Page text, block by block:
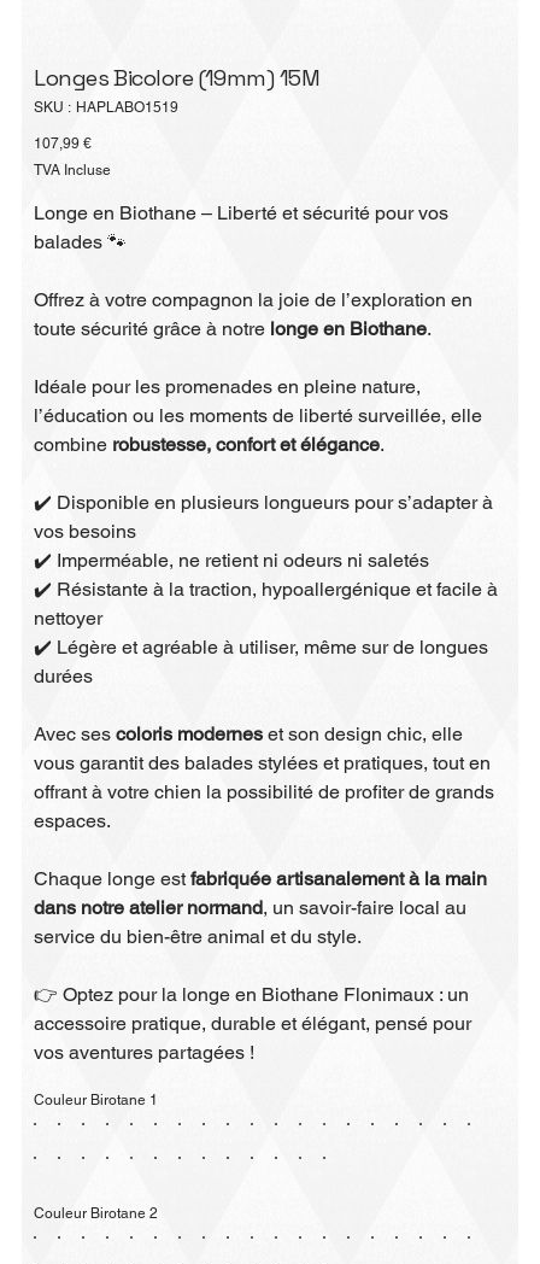
Longes Bicolore (19mm) 15M
SKU : SKU
HAPLABO1519
Prix
107,99 €
TVA Incluse
Longe en Biothane – Liberté et sécurité pour vos
balades 🐾
Offrez à votre compagnon la joie de l’exploration en
toute sécurité grâce à notre longe en Biothane.
Idéale pour les promenades en pleine nature,
l’éducation ou les moments de liberté surveillée, elle
combine robustesse, confort et élégance.
✔️ Disponible en plusieurs longueurs pour s’adapter à
vos besoins
✔️ Imperméable, ne retient ni odeurs ni saletés
✔️ Résistante à la traction, hypoallergénique et facile à
nettoyer
✔️ Légère et agréable à utiliser, même sur de longues
durées
Avec sescoloris modernes et son design chic, elle
vous garantit des balades stylées et pratiques, tout en
offrant à votre chien la possibilité de profiter de grands
espaces.
Chaque longe estfabriquée artisanalement à la main
dans notre atelier normand, un savoir-faire local au
service du bien-être animal et du style.
👉 Optez pour la longe en Biothane Flonimaux : un
accessoire pratique, durable et élégant, pensé pour
vos aventures partagées !
Couleur Birotane 1
Couleur Birotane 2